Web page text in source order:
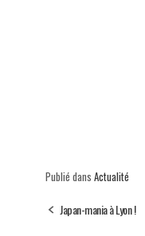
Publié dans Actualité
Japan-mania à Lyon !